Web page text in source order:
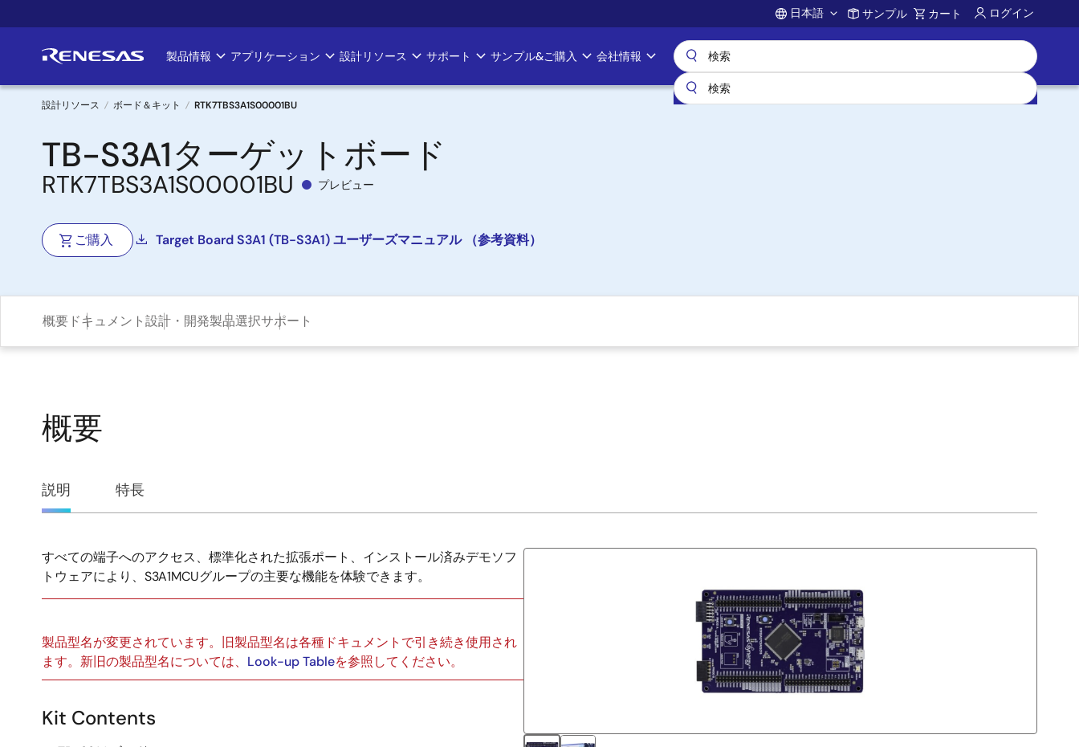
イ
ン
Account
日本語 サンプル カート ログイン
Main
navigation
製品情報 アプリケーション 設計リソース サポート サンプル&ご購入 会社情報
パ
ン
く
ず
設計リソース ボード＆キット RTK7TBS3A1S00001BU
TB-S3A1ターゲットボード
RTK7TBS3A1S00001BU プレビュー
ご購入 Target Board S3A1 (TB-S3A1) ユーザーズマニュアル （参考資料）
概要 ドキュメント設計・開発製品選択サポート
概要
概
説明 特長
説
明
すべての端子へのアクセス、標準化された拡張ポート、インストール済みデモソフ
トウェアにより、S3A1MCUグループの主要な機能を体験できます。
製品型名が変更されています。旧製品型名は各種ドキュメントで引き続き使用され
ます。新旧の製品型名については、 Look-up Tableを参照してください。
Kit Contents